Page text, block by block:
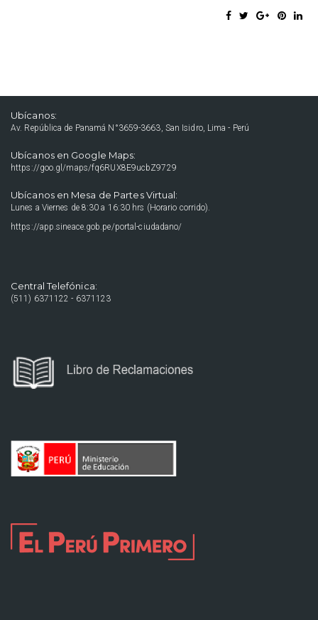
Ubícanos:
Av. República de Panamá N°3659-3663, San Isidro, Lima - Perú
Ubícanos en Google Maps:
https://goo.gl/maps/fq6RUX8E9ucbZ9729
Ubícanos en Mesa de Partes Virtual:
Lunes a Viernes de 8:30 a 16:30 hrs (Horario corrido).
https://app.sineace.gob.pe/portal-ciudadano/
Central Telefónica:
(511) 6371122 - 6371123